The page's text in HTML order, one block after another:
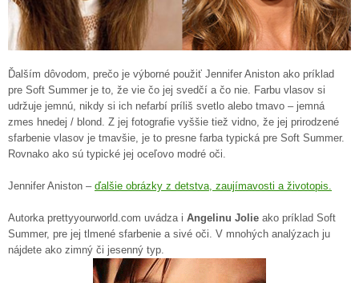
Ďalším dôvodom, prečo je výborné použiť Jennifer Aniston ako príklad
pre Soft Summer je to, že vie čo jej svedčí a čo nie. Farbu vlasov si
udržuje jemnú, nikdy si ich nefarbí príliš svetlo alebo tmavo – jemná
zmes hnedej / blond. Z jej fotografie vyššie tiež vidno, že jej prirodzené
sfarbenie vlasov je tmavšie, je to presne farba typická pre Soft Summer.
Rovnako ako sú typické jej oceľovo modré oči.
Jennifer Aniston – ďalšie obrázky z detstva, zaujímavosti a životopis.
Autorka prettyyourworld.com uvádza i Angelinu Jolie ako príklad Soft
Summer, pre jej tlmené sfarbenie a sivé oči. V mnohých analýzach ju
nájdete ako zimný či jesenný typ.